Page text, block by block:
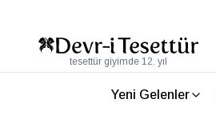
tesettür giyimde 12. yıl
Yeni Gelenler